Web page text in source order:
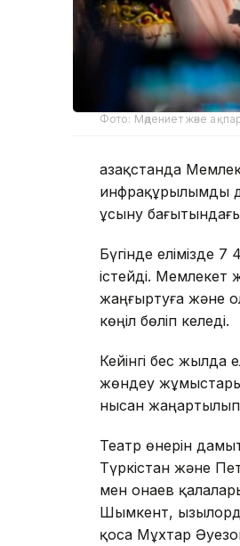
Фото: Мәдениет және
Қазақстанда
инфрақұрылымды
ұсыну
Бүгінде елімізде
істейді.
жаңғыртуға және
көңіл бөліп келеді.
Кейінгі бес жылда
жөндеу
нысан
Театр өнерін
Түркістан және
мен Қонаев
Шымкент,
қоса Мұхтар